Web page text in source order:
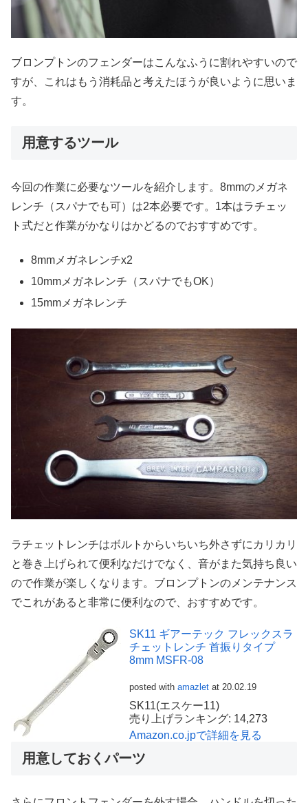
ブロンプトンのフェンダーはこんなふうに割れやすいので
すが、これはもう消耗品と考えたほうが良いように思いま
す。
用意するツール
今回の作業に必要なツールを紹介します。8mmのメガネ
レンチ（スパナでも可）は2本必要です。1本はラチェッ
ト式だと作業がかなりはかどるのでおすすめです。
8mmメガネレンチx2
10mmメガネレンチ（スパナでもOK）
15mmメガネレンチ
ラチェットレンチはボルトからいちいち外さずにカリカリ
と巻き上げられて便利なだけでなく、音がまた気持ち良い
ので作業が楽しくなります。ブロンプトンのメンテナンス
でこれがあると非常に便利なので、おすすめです。
SK11 ギアーテック フレックスラ
チェットレンチ 首振りタイプ
8mm MSFR-08
posted with amazlet at 20.02.19
SK11(エスケー11)
売り上げランキング: 14,273
Amazon.co.jpで詳細を見る
用意しておくパーツ